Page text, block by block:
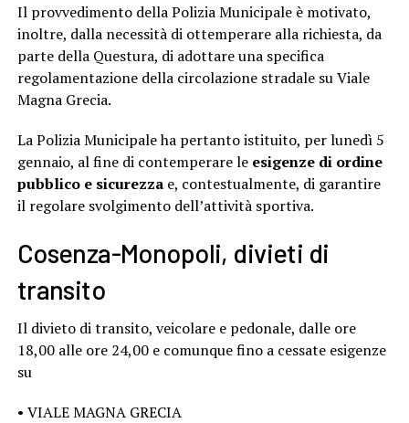
Il provvedimento della Polizia Municipale è motivato,
inoltre, dalla necessità di ottemperare alla richiesta, da
parte della Questura, di adottare una specifica
regolamentazione della circolazione stradale su Viale
Magna Grecia.
La Polizia Municipale ha pertanto istituito, per lunedì 5
gennaio, al fine di contemperare le esigenze di ordine
pubblico e sicurezzae, contestualmente, di garantire
il regolare svolgimento dell’attività sportiva.
Cosenza-Monopoli, divieti di
transito
Il divieto di transito, veicolare e pedonale, dalle ore
18,00 alle ore 24,00 e comunque fino a cessate esigenze
su
• VIALE MAGNA GRECIA